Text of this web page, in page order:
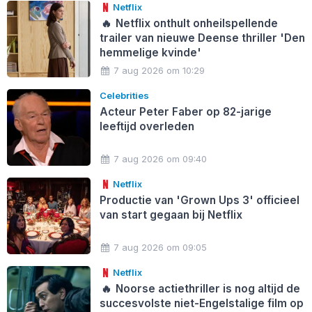
Netflix
🔥 Netflix onthult onheilspellende
trailer van nieuwe Deense thriller 'Den
hemmelige kvinde'
7 aug 2026 om 10:29
Celebrities
Acteur Peter Faber op 82-jarige
leeftijd overleden
7 aug 2026 om 09:40
Netflix
Productie van 'Grown Ups 3' officieel
van start gegaan bij Netflix
7 aug 2026 om 09:05
Netflix
🔥 Noorse actiethriller is nog altijd de
succesvolste niet-Engelstalige film op